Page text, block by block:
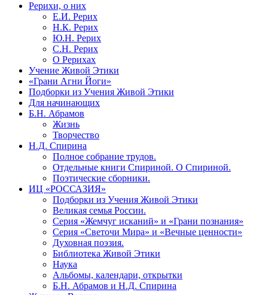
Рерихи, о них
Е.И. Рерих
Н.К. Рерих
Ю.Н. Рерих
С.Н. Рерих
О Рерихах
Учение Живой Этики
«Грани Агни Йоги»
Подборки из Учения Живой Этики
Для начинающих
Б.Н. Абрамов
Жизнь
Творчество
Н.Д. Спирина
Полное собрание трудов.
Отдельные книги Спириной. О Спириной.
Поэтические сборники.
ИЦ «РОССАЗИЯ»
Подборки из Учения Живой Этики
Великая семья России.
Серия «Жемчуг исканий» и «Грани познания»
Серия «Светочи Мира» и «Вечные ценности»
Духовная поэзия.
Библиотека Живой Этики
Наука
Альбомы, календари, открытки
Б.Н. Абрамов и Н.Д. Спирина